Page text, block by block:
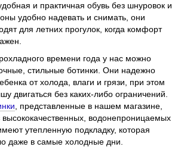
и практичная обувь без шнуровок и
удобно надевать и снимать, они
для летних прогулок, когда комфорт
времени года у нас можно
стильные ботинки. Они надежно
от холода, влаги и грязи, при этом
двигаться без каких-либо ограничений.
, представленные в нашем магазине,
высококачественных, водонепроницаемых
утепленную подкладку, которая
даже в самые холодные дни.